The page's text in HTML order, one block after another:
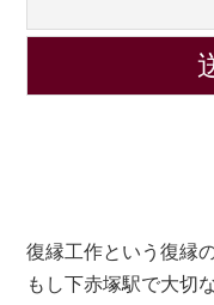
復縁工作という復縁
もし下赤塚駅で大切